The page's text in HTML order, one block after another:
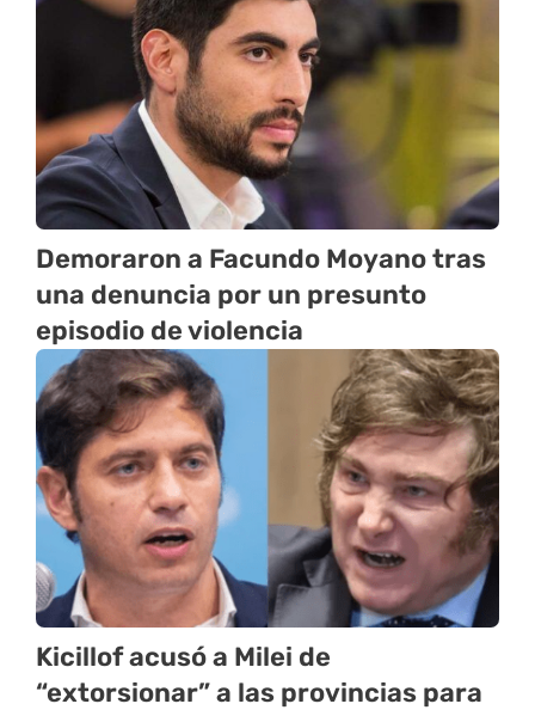
Demoraron a Facundo Moyano tras
una denuncia por un presunto
episodio de violencia
Kicillof acusó a Milei de
“extorsionar” a las provincias para